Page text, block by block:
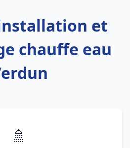
et
chauffe eau
🚿